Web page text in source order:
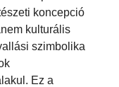
koncepció
kulturális
szimbolika
Ez a